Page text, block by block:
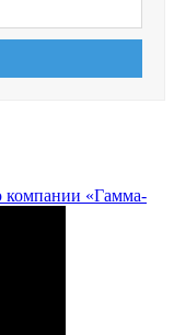
компании «Гамма-